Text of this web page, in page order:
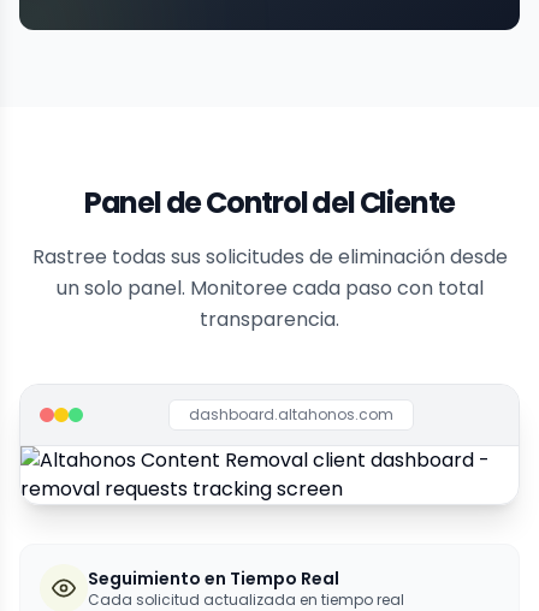
Panel de Control del Cliente
Rastree todas sus solicitudes de eliminación desde
un solo panel. Monitoree cada paso con total
transparencia.
dashboard.altahonos.com
Seguimiento en Tiempo Real
Cada solicitud actualizada en tiempo real